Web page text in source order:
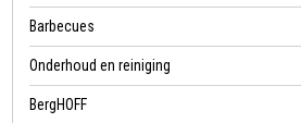
Barbecues
Onderhoud en reiniging
BergHOFF